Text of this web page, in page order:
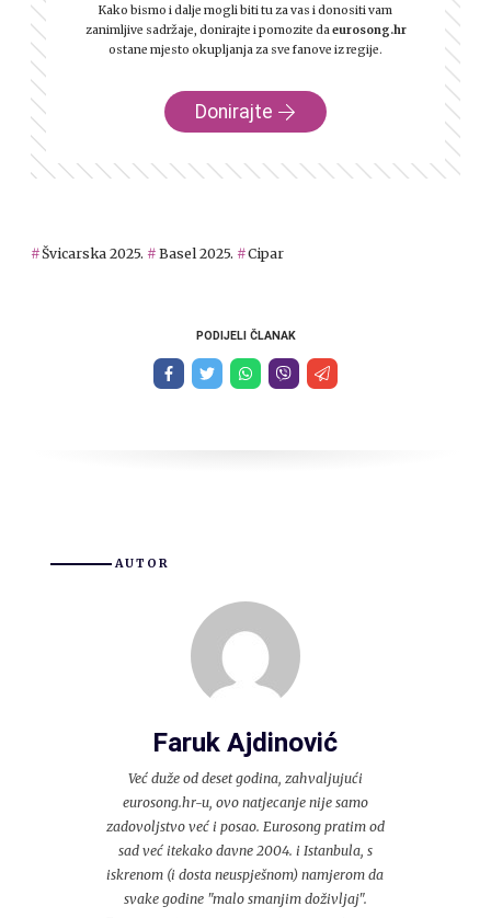
Kako bismo i dalje mogli biti tu za vas i donositi vam
zanimljive sadržaje, donirajte i pomozite daeurosong.hr
ostane mjesto okupljanja za sve fanove iz regije.
Donirajte
Švicarska 2025. Basel 2025. Cipar
PODIJELI ČLANAK
AUTOR
Faruk Ajdinović
Već duže od deset godina, zahvaljujući
eurosong.hr-u, ovo natjecanje nije samo
zadovoljstvo već i posao. Eurosong pratim od
sad već itekako davne 2004. i Istanbula, s
iskrenom (i dosta neuspješnom) namjerom da
svake godine "malo smanjim doživljaj".